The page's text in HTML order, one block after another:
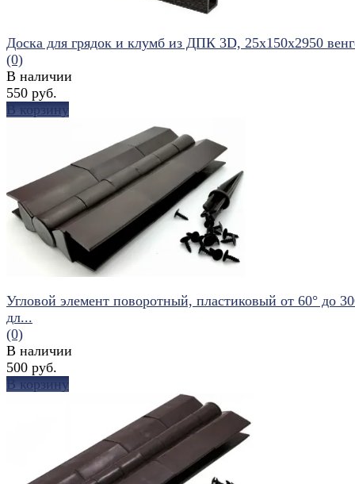
избранное сравнить
Доска для грядок и клумб из ДПК 3D, 25х150х2950
(0)
В наличии
550 руб.
В корзину
сравнить
Угловой элемент поворотный, пластиковый от 60° до
дл...
(0)
В наличии
500 руб.
В корзину